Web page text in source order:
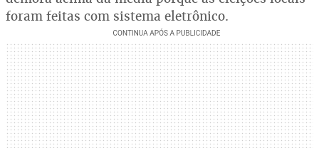
foram feitas com sistema eletrônico.